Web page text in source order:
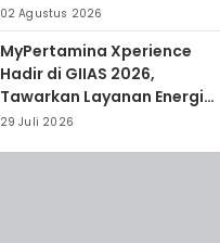
02 Agustus 2026
MyPertamina Xperience
Hadir di GIIAS 2026,
Tawarkan Layanan Energi
Terintegrasi
29 Juli 2026